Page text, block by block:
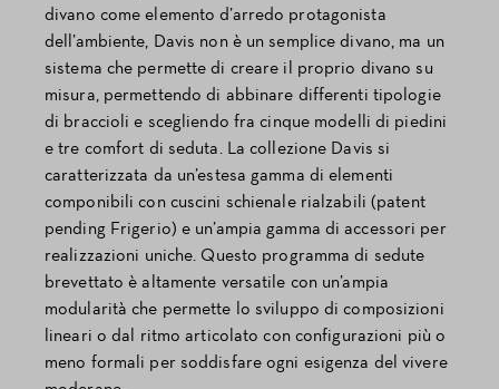
divano come elemento d’arredo protagonista
dell’ambiente, Davis non è un semplice divano, ma un
sistema che permette di creare il proprio divano su
misura, permettendo di abbinare differenti tipologie
di braccioli e scegliendo fra cinque modelli di piedini
e tre comfort di seduta. La collezione Davis si
caratterizzata da un’estesa gamma di elementi
componibili con cuscini schienale rialzabili (patent
pending Frigerio) e un’ampia gamma di accessori per
realizzazioni uniche. Questo programma di sedute
brevettato è altamente versatile con un’ampia
modularità che permette lo sviluppo di composizioni
lineari o dal ritmo articolato con configurazioni più o
meno formali per soddisfare ogni esigenza del vivere